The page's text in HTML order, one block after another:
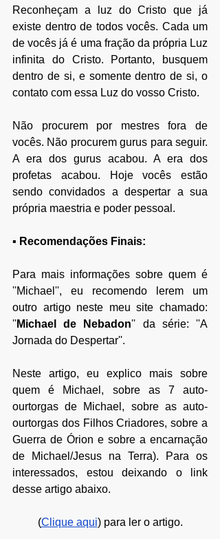
Reconheçam a luz do Cristo que já
existe dentro de todos vocês. Cada um
de vocês já é uma fração da própria Luz
infinita do Cristo. Portanto, busquem
dentro de si, e somente dentro de si, o
contato com essa Luz do vosso Cristo.
Não procurem por mestres fora de
vocês. Não procurem gurus para seguir.
A era dos gurus acabou. A era dos
profetas acabou. Hoje vocês estão
sendo convidados a despertar a sua
própria maestria e poder pessoal.
▪ Recomendações Finais:
Para mais informações sobre quem é
''Michael'', eu recomendo lerem um
outro artigo neste meu site chamado:
''Michael de Nebadon'' da série: ''A
Jornada do Despertar''.
Neste artigo, eu explico mais sobre
quem é Michael, sobre as 7 auto-
ourtorgas de Michael, sobre as auto-
ourtorgas dos Filhos Criadores, sobre a
Guerra de Órion e sobre a encarnação
de Michael/Jesus na Terra). Para os
interessados, estou deixando o link
desse artigo abaixo.
(Clique aqui) para ler o artigo.